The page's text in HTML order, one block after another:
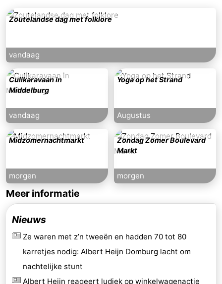
Zoutelandse dag met folklore
vandaag
Culikaravaan in
Middelburg
vandaag
Yoga op het Strand
Augustus
Midzomernachtmarkt
morgen
Zondag Zomer Boulevard
Markt
morgen
Meer informatie
Nieuws
Ze waren met z’n tweeën en hadden 70 tot 80
karretjes nodig: Albert Heijn Domburg lacht om
nachtelijke stunt
Albert Heijn reageert ludiek op winkelwagenactie